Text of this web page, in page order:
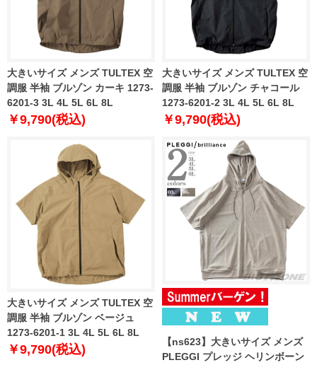
大きいサイズ メンズ TULTEX 空
調服 半袖 ブルゾン カーキ 1273-
6201-3 3L 4L 5L 6L 8L
￥9,790(税込)
大きいサイズ メンズ TULTEX 空
調服 半袖 ブルゾン チャコール
1273-6201-2 3L 4L 5L 6L 8L
￥9,790(税込)
大きいサイズ メンズ TULTEX 空
調服 半袖 ブルゾン ベージュ
1273-6201-1 3L 4L 5L 6L 8L
￥9,790(税込)
【ns623】大きいサイズ メンズ
PLEGGI プレッジ ヘリンボーン